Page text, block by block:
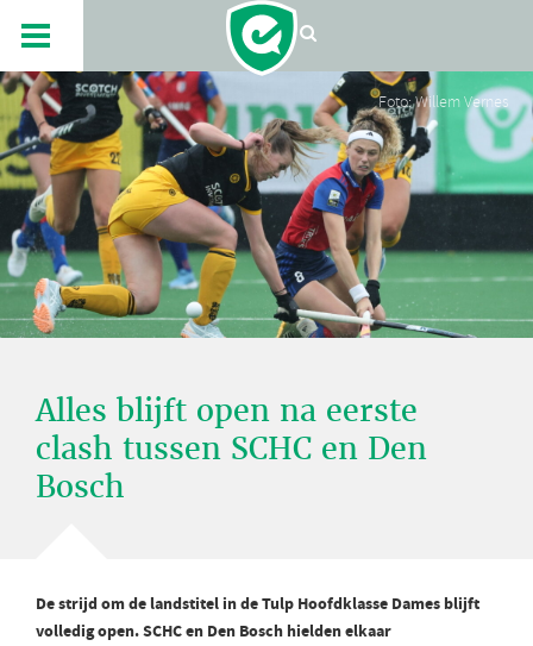
Foto: Willem Vernes
Alles blijft open na eerste
clash tussen SCHC en Den
Bosch
De strijd om de landstitel in de Tulp Hoofdklasse Dames blijft
volledig open. SCHC en Den Bosch hielden elkaar